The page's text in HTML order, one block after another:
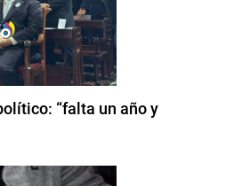
“falta un año y